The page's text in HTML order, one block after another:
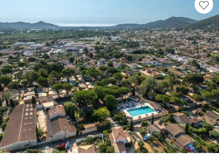
Camping Carsac-Aillac
Camping Les Eyzies-de-Tayac-Sireuil
Camping Sarlat
Camping Gironde
Camping Bordeaux
Camping Carcans
Camping Hourtin
Camping Lacanau
Camping Soulac sur Mer
Camping Vendays-Montalivet
Camping Les Landes
Camping Biscarrosse